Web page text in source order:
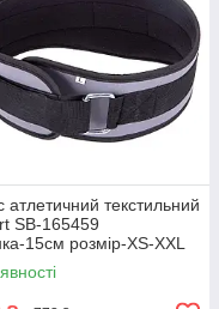
атлетичний текстильний
SB-165459
15см розмір-XS-XXL